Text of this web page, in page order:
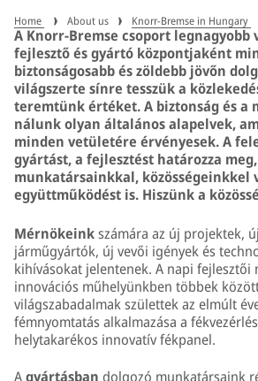
Home About us Knorr-Bremse in Hungary
A Knorr-Bremse csoport
fejlesztő és gyártó központjaként
biztonságosabb és zöldebb jövőn
világszerte sínre tesszük a
teremtünk értéket. A biztonság és a
nálunk olyan általános alapelvek,
minden vetületére érvényesek. A
gyártást, a fejlesztést határozza
munkatársainkkal, közösségeinkkel
együttműködést is. Hiszünk a
Mérnökeinkszámára az új projektek,
járműgyártók, új vevői igények és
kihívásokat jelentenek. A napi fejlesztői
innovációs műhelyünkben többek
világszabadalmak születtek az elmúlt
fémnyomtatás alkalmazása a
helytakarékos innovatív fékpanel.
Agyártásban dolgozó munkatársaink